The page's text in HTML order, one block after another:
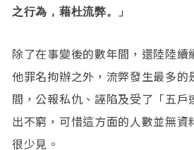
之行為，藉杜流弊。」
除了在事變後的數年間，還陸陸續
他罪名拘辦之外，流弊發生最多的
間，公報私仇、誣陷及受了「五戶
出不窮，可惜這方面的人數並無資
很少見。